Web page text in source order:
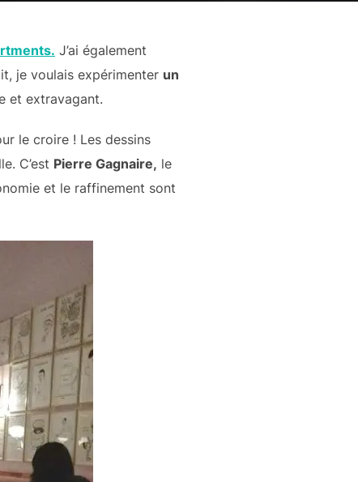
J’ai également
je voulais expérimenter un
et extravagant.
le croire ! Les dessins
C’est Pierre Gagnaire, le
et le raffinement sont